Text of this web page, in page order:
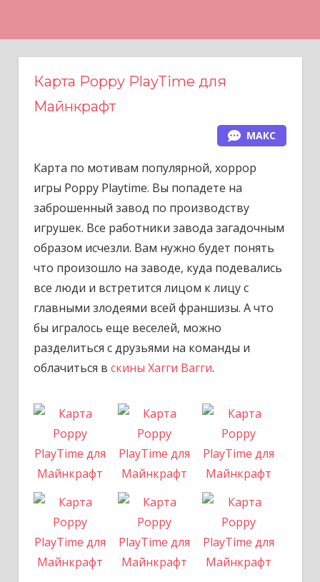
Карта Poppy PlayTime для
Майнкрафт
МАКС
Карта по мотивам популярной, хоррор
игры Poppy Playtime. Вы попадете на
заброшенный завод по производству
игрушек. Все работники завода загадочным
образом исчезли. Вам нужно будет понять
что произошло на заводе, куда подевались
все люди и встретится лицом к лицу с
главными злодеями всей франшизы. А что
бы игралось еще веселей, можно
разделиться с друзьями на команды и
облачиться в скины Хагги Вагги.